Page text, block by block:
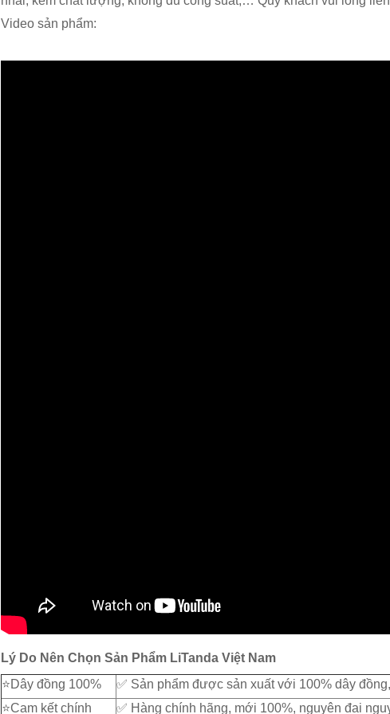
Video sản phẩm:
Lý Do Nên Chọn Sản Phẩm LiTanda Việt Nam
⭐️Dây đồng 100%
✅ Sản phẩm được sản xuất với 100% dây
⭐️Cam kết chính
✅ Hàng chính hãng, mới 100%, nguyên đai